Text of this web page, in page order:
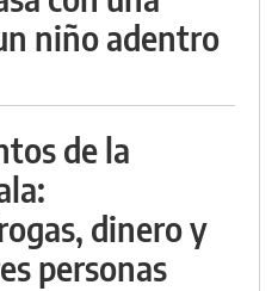
niño adentro
de la
dinero y
personas